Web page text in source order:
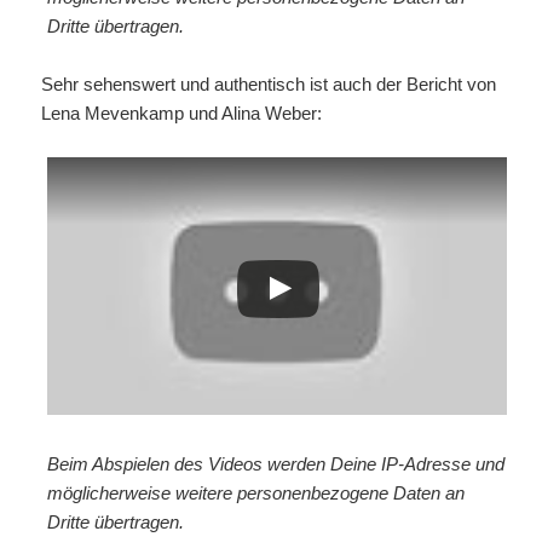
Dritte übertragen.
Sehr sehenswert und authentisch ist auch der Bericht von
Lena Mevenkamp und Alina Weber:
Beim Abspielen des Videos werden Deine IP-Adresse und
möglicherweise weitere personenbezogene Daten an
Dritte übertragen.